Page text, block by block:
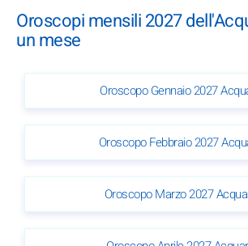
Oroscopi mensili 2027
un mese
Oroscopo Gennaio 2027
Oroscopo Febbraio 2027
Oroscopo Marzo 2027